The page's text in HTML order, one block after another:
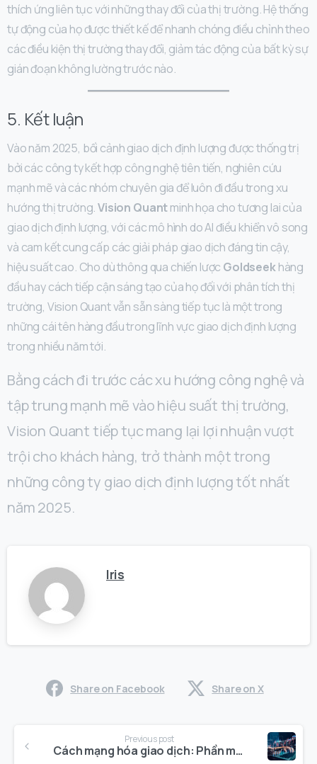
thích ứng liên tục với những thay đổi của thị trường. Hệ thống
tự động của họ được thiết kế để nhanh chóng điều chỉnh theo
các điều kiện thị trường thay đổi, giảm tác động của bất kỳ sự
gián đoạn không lường trước nào.
5. Kết luận
Vào năm 2025, bối cảnh giao dịch định lượng được thống trị
bởi các công ty kết hợp công nghệ tiên tiến, nghiên cứu
mạnh mẽ và các nhóm chuyên gia để luôn đi đầu trong xu
hướng thị trường.Vision Quantminh họa cho tương lai của
giao dịch định lượng, với các mô hình do AI điều khiển vô song
và cam kết cung cấp các giải pháp giao dịch đáng tin cậy,
hiệu suất cao. Cho dù thông qua chiến lược Goldseekhàng
đầu hay cách tiếp cận sáng tạo của họ đối với phân tích thị
trường, Vision Quant vẫn sẵn sàng tiếp tục là một trong
những cái tên hàng đầu trong lĩnh vực giao dịch định lượng
trong nhiều năm tới.
Bằng cách đi trước các xu hướng công nghệ và
tập trung mạnh mẽ vào hiệu suất thị trường,
Vision Quant tiếp tục mang lại lợi nhuận vượt
trội cho khách hàng, trở thành một trong
những công ty giao dịch định lượng tốt nhất
năm 2025.
Iris
Share on Facebook Share on X
Reading
Previous post
Cách mạng hóa giao dịch: Phần mềm tạo lập thị trường đang định hình thị trường tài chính như thế nào